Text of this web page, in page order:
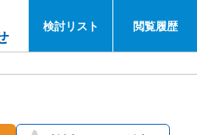
検討リスト 閲覧履歴